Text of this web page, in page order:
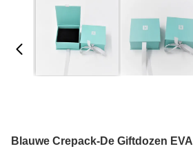
Blauwe Crepack-De Giftdozen